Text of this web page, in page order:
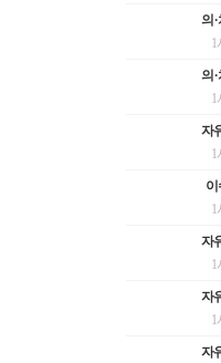
의·
1
의·
1
자
1
이
1
자
1
자
1
자